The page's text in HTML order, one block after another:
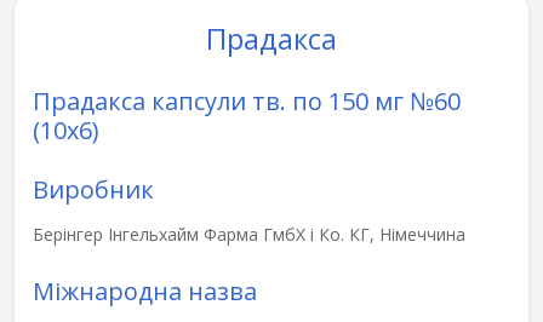
Прадакса
Прадакса капсули тв. по 150 мг №60
(10х6)
Виробник
Берінгер Інгельхайм Фарма ГмбХ і Ко. КГ, Німеччина
Міжнародна назва